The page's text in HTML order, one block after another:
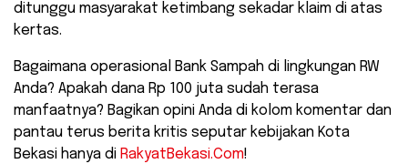
ditunggu masyarakat ketimbang sekadar klaim di atas
kertas.
​Bagaimana operasional Bank Sampah di lingkungan RW
Anda? Apakah dana Rp 100 juta sudah terasa
manfaatnya? Bagikan opini Anda di kolom komentar dan
pantau terus berita kritis seputar kebijakan Kota
Bekasi hanya di RakyatBekasi.Com!